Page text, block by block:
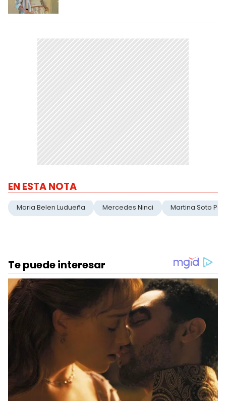
EN ESTA NOTA
Maria Belen Ludueña Mercedes Ninci Martina Soto